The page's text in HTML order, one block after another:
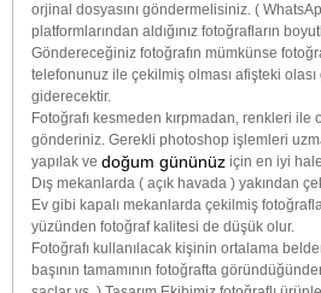
orjinal dosyasını göndermelisiniz. (
platformlarından aldığınız fotoğrafların
Göndereceğiniz fotoğrafın mümkünse
telefonunuz ile çekilmiş olması afişteki olası
giderecektir.
Fotoğrafı kesmeden kırpmadan, renkleri
gönderiniz. Gerekli photoshop işlemleri
yapılak ve doğum gününüz için en iyi
Dış mekanlarda ( açık havada ) yakından
Ev gibi kapalı mekanlarda çekilmiş
yüzünden fotoğraf kalitesi de düşük olur.
Fotoğrafı kullanılacak kişinin ortalama
başının tamamının fotoğrafta